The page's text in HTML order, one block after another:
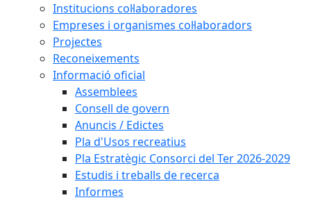
Institucions col·laboradores
Empreses i organismes col·laboradors
Projectes
Reconeixements
Informació oficial
Assemblees
Consell de govern
Anuncis / Edictes
Pla d'Usos recreatius
Pla Estratègic Consorci del Ter 2026-2029
Estudis i treballs de recerca
Informes